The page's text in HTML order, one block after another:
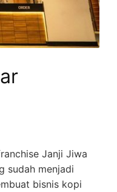
Janji Jiwa
sudah menjadi
bisnis kopi